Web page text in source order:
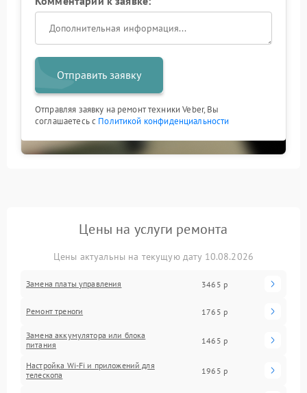
Отправить заявку
Отправляя заявку на ремонт техники Veber, Вы
соглашаетесь с Политикой конфиденциальности
Цены на услуги ремонта
Цены актуальны на текущую дату 10.08.2026
Замена платы управления 3465 р
Ремонт треноги 1765 р
Замена аккумулятора или блока
питания
1465 р
Настройка Wi-Fi и приложений для
телескопа
1965 р